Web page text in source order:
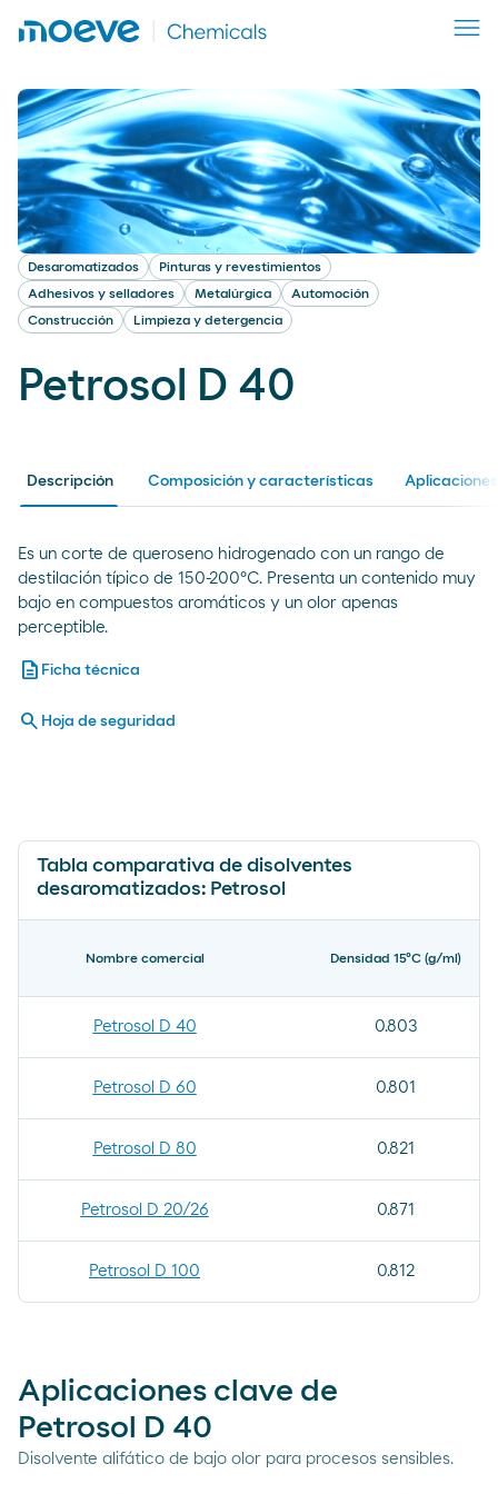
Desaromatizados
Pinturas y revestimientos
Adhesivos y selladores
Metalúrgica
Automoción
Construcción
Limpieza y detergencia
Petrosol D 40
Descripción Composición y características Aplicaciones
Es un corte de queroseno hidrogenado con un rango de
destilación típico de 150-200ºC. Presenta un contenido muy
bajo en compuestos aromáticos y un olor apenas
perceptible.
description Ficha técnica
search Hoja de seguridad
Tabla comparativa de disolventes
desaromatizados: Petrosol
Nombre comercial Densidad 15ºC (g/ml)
Petrosol D 40 0.803
Petrosol D 60 0.801
Petrosol D 80 0.821
Petrosol D 20/26 0.871
Petrosol D 100 0.812
Aplicaciones clave de
Petrosol D 40
Disolvente alifático de bajo olor para procesos sensibles.